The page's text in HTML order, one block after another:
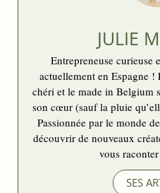
JULIE
Entrepreneuse curieuse
actuellement en Espagne
chéri et le made in Belgium
son cœur (sauf la pluie
Passionnée par le monde
découvrir de nouveaux
vous
SES